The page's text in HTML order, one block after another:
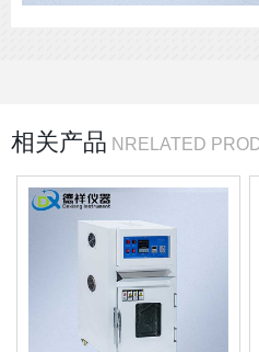
相关产品 NRELATED